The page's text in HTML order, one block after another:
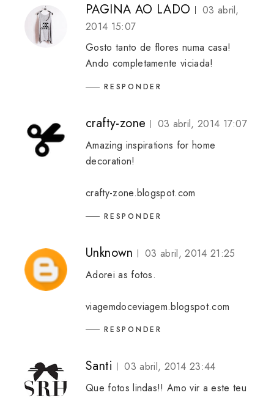
PAGINA AO LADO
03 abril,
2014 15:07
Gosto tanto de flores numa casa!
Ando completamente viciada!
RESPONDER
crafty-zone
03 abril, 2014 17:07
Amazing inspirations for home
decoration!
crafty-zone.blogspot.com
RESPONDER
Unknown
03 abril, 2014 21:25
Adorei as fotos.
viagemdoceviagem.blogspot.com
RESPONDER
Santi
03 abril, 2014 23:44
Que fotos lindas!! Amo vir a este teu